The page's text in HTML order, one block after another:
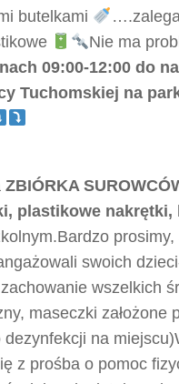
butelkami
Nie ma
09:00-12:00 do
Tuchomskiej na
ZBIÓRKA
plastikowe nakrętki,
swoich
wszelkich
maseczki założone
na
z prośba o pomoc